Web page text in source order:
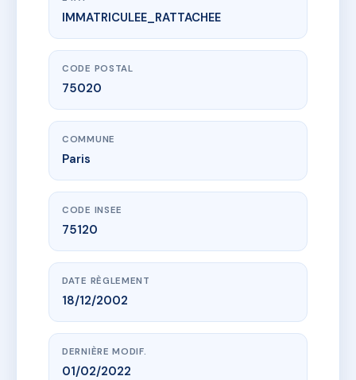
www.vme.plus/AD3361722
SDC 64 RUE DE BAGNOLET 75020
64 r de bagnolet
IMMATRICULEE_RATTACHEE
CODE POSTAL
75020
COMMUNE
Paris
CODE INSEE
75120
DATE RÈGLEMENT
18/12/2002
DERNIÈRE MODIF.
01/02/2022